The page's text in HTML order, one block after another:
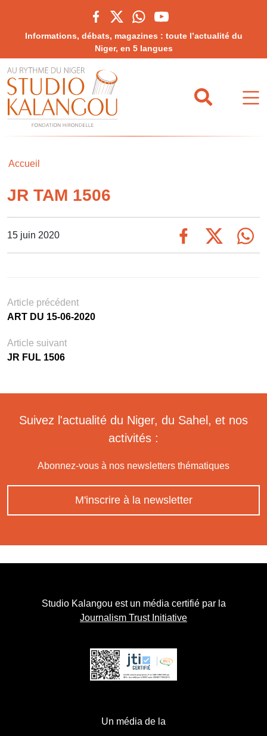
Informations, débats, magazines : toute l’actualité du
Niger, en 5 langues
Accueil
JR TAM 1506
15 juin 2020
Article précédent
ART DU 15-06-2020
Article suivant
JR FUL 1506
Suivez l'actualité du Niger, du Sahel, et nos
activités :
Abonnez-vous à nos newsletters thématiques
M'inscrire à la newsletter
Studio Kalangou est un média certifié par la
Journalism Trust Initiative
Un média de la